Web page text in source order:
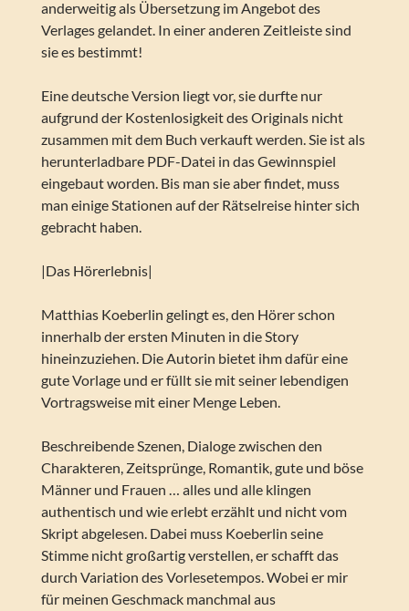
anderweitig als Übersetzung im Angebot des
Verlages gelandet. In einer anderen Zeitleiste sind
sie es bestimmt!
Eine deutsche Version liegt vor, sie durfte nur
aufgrund der Kostenlosigkeit des Originals nicht
zusammen mit dem Buch verkauft werden. Sie ist als
herunterladbare PDF-Datei in das Gewinnspiel
eingebaut worden. Bis man sie aber findet, muss
man einige Stationen auf der Rätselreise hinter sich
gebracht haben.
|Das Hörerlebnis|
Matthias Koeberlin gelingt es, den Hörer schon
innerhalb der ersten Minuten in die Story
hineinzuziehen. Die Autorin bietet ihm dafür eine
gute Vorlage und er füllt sie mit seiner lebendigen
Vortragsweise mit einer Menge Leben.
Beschreibende Szenen, Dialoge zwischen den
Charakteren, Zeitsprünge, Romantik, gute und böse
Männer und Frauen … alles und alle klingen
authentisch und wie erlebt erzählt und nicht vom
Skript abgelesen. Dabei muss Koeberlin seine
Stimme nicht großartig verstellen, er schafft das
durch Variation des Vorlesetempos. Wobei er mir
für meinen Geschmack manchmal aus